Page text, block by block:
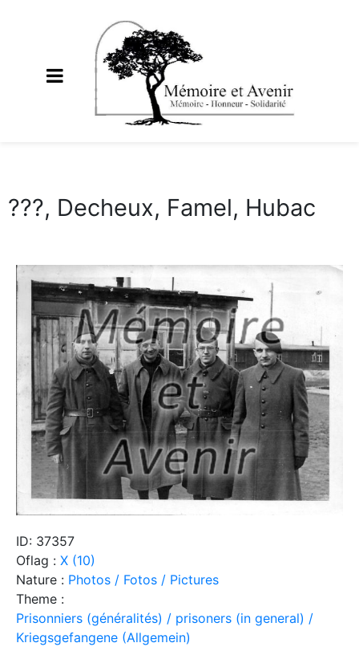
???, Decheux, Famel, Hubac
ID: 37357
Oflag : X (10)
Nature : Photos / Fotos / Pictures
Theme :
Prisonniers (généralités) / prisoners (in general) /
Kriegsgefangene (Allgemein)